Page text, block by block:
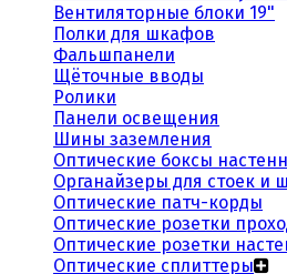
Вентиляторные блоки 19"
Полки для шкафов
Фальшпанели
Щёточные вводы
Ролики
Панели освещения
Шины заземления
Оптические боксы
Органайзеры для стоек и
Оптические патч-корды
Оптические розетки
Оптические розетки
Оптические сплиттеры